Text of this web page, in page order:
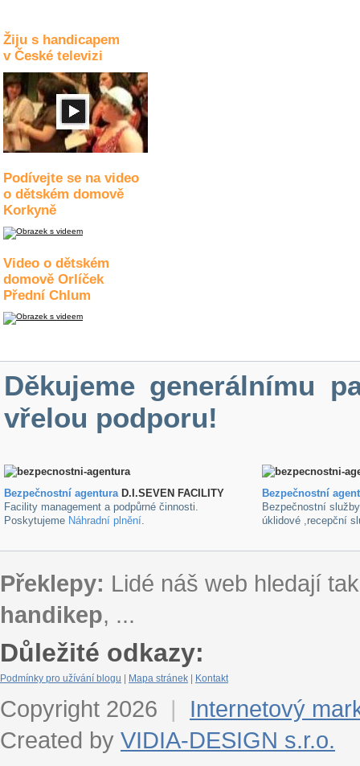
Žiju s handicapem
v České televizi
Podívejte se na video
o dětském domově
Korkyně
Video o dětském
domově Orlíček
Přední Chlum
Děkujeme generálnímu
vřelou podporu!
Bezpečnostní agenturaD.I.SEVEN FACILITY
Facility management a podpůrné činnosti.
Poskytujeme Náhradní plnění.
Bezpečnostní
Bezpečnostní
úklidové ,recepční
Překlepy: Lidé náš web hledají
handikep, ...
Důležité odkazy:
Podmínky pro užívání blogu Mapa stránek Kontakt
Copyright 2026 |
Internetový
Created by VIDIA-DESIGN s.r.o.